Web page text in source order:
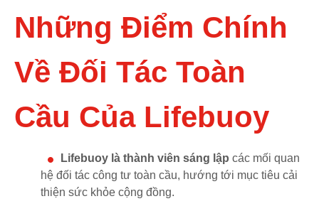
Những Điểm Chính
Về Đối Tác Toàn
Cầu Của Lifebuoy
Lifebuoy là thành viên sáng lập các mối quan
hệ đối tác công tư toàn cầu, hướng tới mục tiêu cải
thiện sức khỏe cộng đồng.